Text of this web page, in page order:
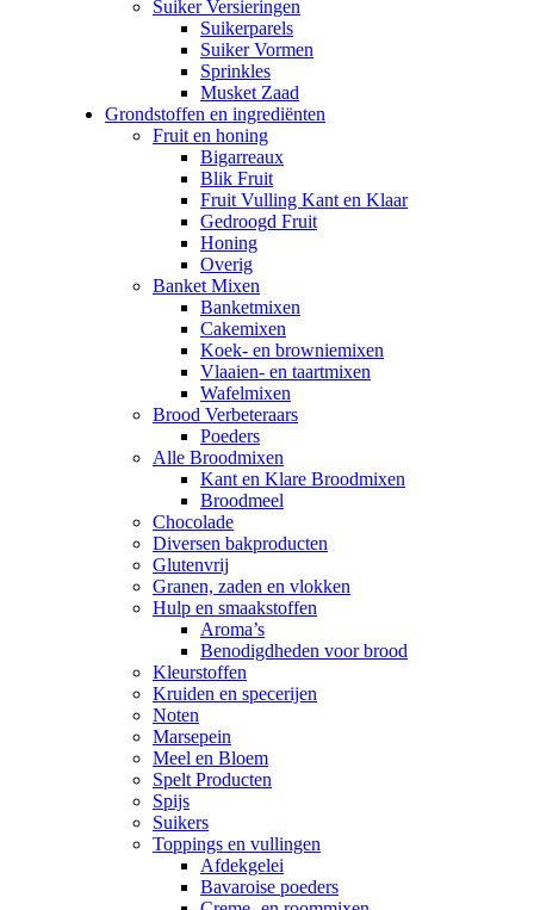
Suiker Versieringen
Suikerparels
Suiker Vormen
Sprinkles
Musket Zaad
Grondstoffen en ingrediënten
Fruit en honing
Bigarreaux
Blik Fruit
Fruit Vulling Kant en Klaar
Gedroogd Fruit
Honing
Overig
Banket Mixen
Banketmixen
Cakemixen
Koek- en browniemixen
Vlaaien- en taartmixen
Wafelmixen
Brood Verbeteraars
Poeders
Alle Broodmixen
Kant en Klare Broodmixen
Broodmeel
Chocolade
Diversen bakproducten
Glutenvrij
Granen, zaden en vlokken
Hulp en smaakstoffen
Aroma’s
Benodigdheden voor brood
Kleurstoffen
Kruiden en specerijen
Noten
Marsepein
Meel en Bloem
Spelt Producten
Spijs
Suikers
Toppings en vullingen
Afdekgelei
Bavaroise poeders